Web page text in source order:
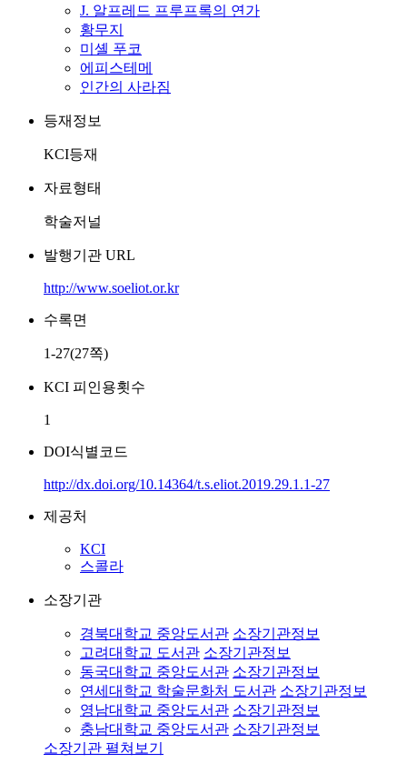
J. 알프레드 프루프록의 연가
황무지
미셸 푸코
에피스테메
인간의 사라짐
등재정보
KCI등재
자료형태
학술저널
발행기관 URL
http://www.soeliot.or.kr
수록면
1-27(27쪽)
KCI 피인용횟수
1
DOI식별코드
http://dx.doi.org/10.14364/t.s.eliot.2019.29.1.1-27
제공처
KCI
스콜라
소장기관
경북대학교 중앙도서관 소장기관정보
고려대학교 도서관 소장기관정보
동국대학교 중앙도서관 소장기관정보
연세대학교 학술문화처 도서관 소장기관정보
영남대학교 중앙도서관 소장기관정보
충남대학교 중앙도서관 소장기관정보
소장기관 펼쳐보기